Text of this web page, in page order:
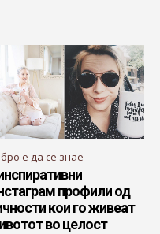
е да се знае
профили од
кои го живеат
во целост